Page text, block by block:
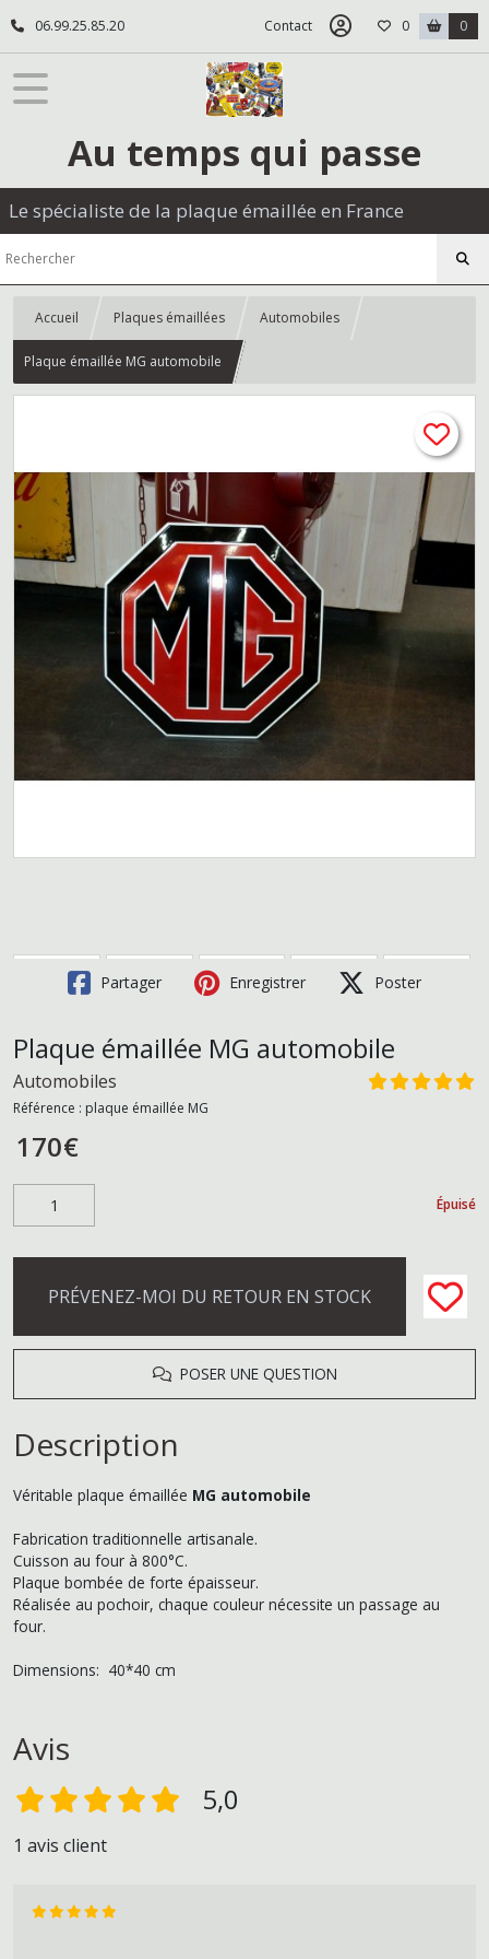
06.99.25.85.20 Contact 0 0
Au temps qui passe
Le spécialiste de la plaque émaillée en France
Accueil Plaques émaillées Automobiles
Plaque émaillée MG automobile
Partager Enregistrer Poster
Plaque émaillée MG automobile
Automobiles
Référence : plaque émaillée MG
170€
Épuisé
PRÉVENEZ-MOI DU RETOUR EN STOCK
POSER UNE QUESTION
Description
Véritable plaque émaillée MG automobile
Fabrication traditionnelle artisanale.
Cuisson au four à 800°C.
Plaque bombée de forte épaisseur.
Réalisée au pochoir, chaque couleur nécessite un passage au
four.
Dimensions: 40*40 cm
Avis
5,0
1 avis client